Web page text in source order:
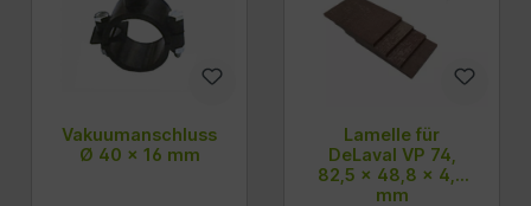
Vakuumanschluss
Ø 40 x 16 mm
Lamelle für
DeLaval VP 74,
82,5 x 48,8 x 4,6
mm